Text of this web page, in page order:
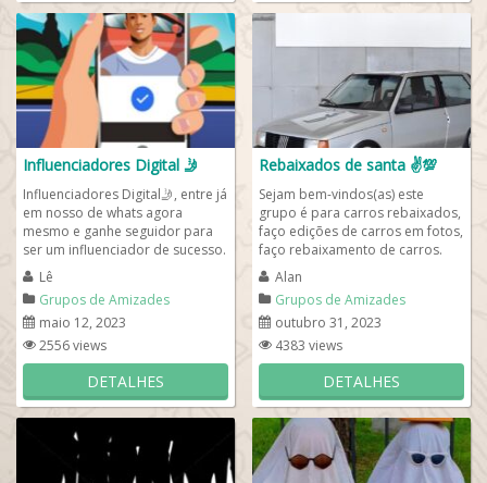
Influenciadores Digital 🤳
Influenciadores Digital🤳, entre já
em nosso de whats agora
mesmo e ganhe seguidor para
ser um influenciador de sucesso.
Este grupo de whats é para
fazer...
Lê
Grupos de Amizades
maio 12, 2023
2556 views
DETALHES
Rebaixados de santa ✌️💯
Sejam bem-vindos(as) este
grupo é para carros rebaixados,
faço edições de carros em fotos,
faço rebaixamento de carros.
Basta clicar no link de whatsapp
e...
Alan
Grupos de Amizades
outubro 31, 2023
4383 views
DETALHES